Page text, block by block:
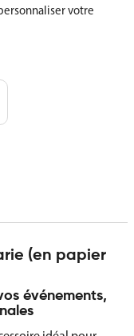
votre
(en papier
événements,